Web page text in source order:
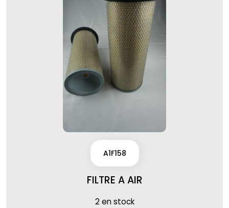
A1F158
FILTRE A AIR
2 en stock